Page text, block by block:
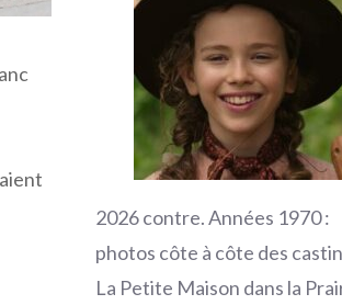
2026 contre. Années 1970 :
photos côte à côte des
La Petite Maison dans la